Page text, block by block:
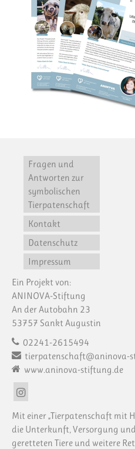
Fragen und
Antworten zur
symbolischen
Tierpatenschaft
Kontakt
Datenschutz
Impressum
Ein Projekt von:
ANINOVA-Stiftung
An der Autobahn 23
53757 Sankt Augustin
02241-2615494
tierpatenschaft@aninova-
www.aninova-stiftung.de
Mit einer „Tierpatenschaft mit
die Unterkunft, Versorgung
geretteten Tiere und weitere